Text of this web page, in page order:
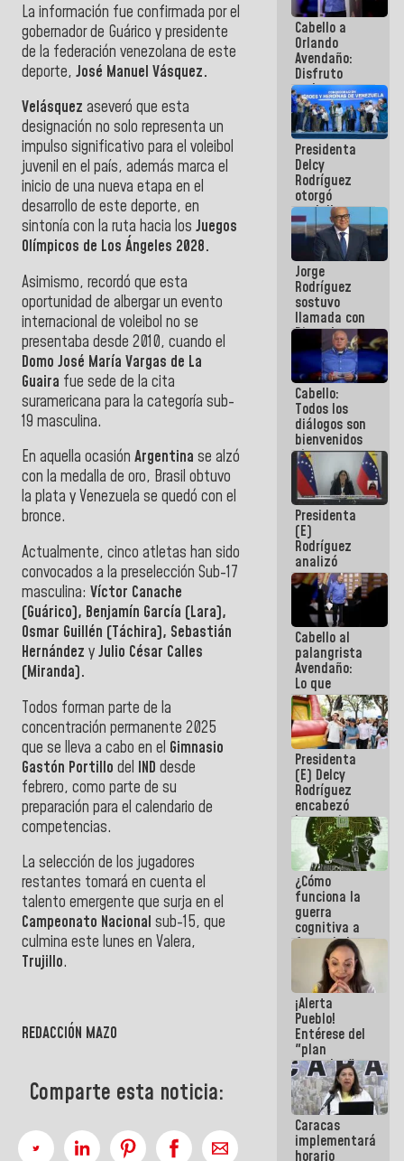
La información fue confirmada por el
gobernador de Guárico y presidente
de la federación venezolana de este
deporte, José Manuel Vásquez.
Velásquez aseveró que esta
designación no solo representa un
impulso significativo para el voleibol
juvenil en el país, además marca el
inicio de una nueva etapa en el
desarrollo de este deporte, en
sintonía con la ruta hacia los Juegos
Olímpicos de Los Ángeles 2028.
Asimismo, recordó que esta
oportunidad de albergar un evento
internacional de voleibol no se
presentaba desde 2010, cuando el
Domo José María Vargas de La
Guaira fue sede de la cita
suramericana para la categoría sub-
19 masculina.
En aquella ocasión Argentina se alzó
con la medalla de oro, Brasil obtuvo
la plata y Venezuela se quedó con el
bronce.
Actualmente, cinco atletas han sido
convocados a la preselección Sub-17
masculina: Víctor Canache
(Guárico), Benjamín García (Lara),
Osmar Guillén (Táchira), Sebastián
Hernández yJulio César Calles
(Miranda).
Todos forman parte de la
concentración permanente 2025
que se lleva a cabo en el Gimnasio
Gastón Portillo del IND desde
febrero, como parte de su
preparación para el calendario de
competencias.
La selección de los jugadores
restantes tomará en cuenta el
talento emergente que surja en el
Campeonato Nacional sub-15, que
culmina este lunes en Valera,
Trujillo.
REDACCIÓN MAZO
Comparte esta noticia:
Cabello a
Orlando
Avendaño:
Disfruto
cada vez
que escribes
porque lo
que haces
es
embarrarla
Presidenta
Delcy
Rodríguez
otorgó
medalla
"Héroe de
Venezuela"
a servidores
públicos
Jorge
Rodríguez
sostuvo
llamada con
Dinorah
Figuera y
acuerdan
primer
encuentro
presencial
para el
diálogo
Cabello:
Todos los
diálogos son
bienvenidos
siempre que
estén en el
marco de la
Constitución
de la
República
Presidenta
(E)
Rodríguez
analizó
junto a
gobernadores
planes de
recuperación
del Sistema
Eléctrico
Nacional
Cabello al
palangrista
Avendaño:
Lo que
vayas a
escribir
hazlo hoy
por que no
sabemos si
la semana
que viene
hay
programa
Presidenta
(E) Delcy
Rodríguez
encabezó
lanzamiento
del Plan
Nacional de
Recreación
Vacacional
¿Cómo
funciona la
guerra
cognitiva a
favor de la
narrativa
hegemónica?
(1)
¡Alerta
Pueblo!
Entérese del
"plan
enjambre"
de La Sayo
para
sabotear el
diálogo y
promover el
Caracas
implementará
horario